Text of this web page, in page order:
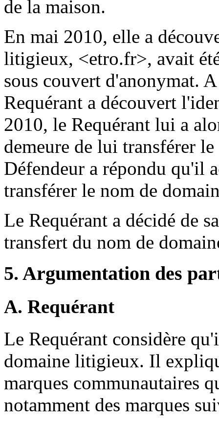
de la maison.
En mai 2010, elle a
litigieux, <etro.fr>, avait
sous couvert d'anonymat.
Requérant a découvert
2010, le Requérant lui a
demeure de lui transférer
Défendeur a répondu qu'il
transférer le nom de
Le Requérant a décidé de
transfert du nom de
5. Argumentation des
A. Requérant
Le Requérant considère
domaine litigieux. Il
marques communautaires
notamment des marques